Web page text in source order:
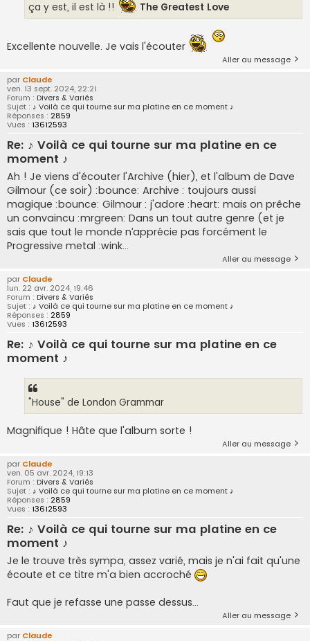
ça y est, il est là !! The Greatest Love
Excellente nouvelle. Je vais l'écouter
Aller au message
par Claude
ven. 13 sept. 2024, 22:21
Forum : Divers & Variés
Sujet : ♪ Voilà ce qui tourne sur ma platine en ce moment ♪
Réponses : 2859
Vues : 13612593
Re: ♪ Voilà ce qui tourne sur ma platine en ce
moment ♪
Ah ! Je viens d'écouter l'Archive (hier), et l'album de Dave
Gilmour (ce soir) :bounce: Archive : toujours aussi
magique :bounce: Gilmour : j'adore :heart: mais on prêche
un convaincu :mrgreen: Dans un tout autre genre (et je
sais que tout le monde n’apprécie pas forcément le
Progressive metal :wink...
Aller au message
par Claude
lun. 22 avr. 2024, 19:46
Forum : Divers & Variés
Sujet : ♪ Voilà ce qui tourne sur ma platine en ce moment ♪
Réponses : 2859
Vues : 13612593
Re: ♪ Voilà ce qui tourne sur ma platine en ce
moment ♪
"House" de London Grammar
Magnifique ! Hâte que l'album sorte !
Aller au message
par Claude
ven. 05 avr. 2024, 19:13
Forum : Divers & Variés
Sujet : ♪ Voilà ce qui tourne sur ma platine en ce moment ♪
Réponses : 2859
Vues : 13612593
Re: ♪ Voilà ce qui tourne sur ma platine en ce
moment ♪
Je le trouve très sympa, assez varié, mais je n'ai fait qu'une
écoute et ce titre m'a bien accroché
Faut que je refasse une passe dessus...
Aller au message
par Claude